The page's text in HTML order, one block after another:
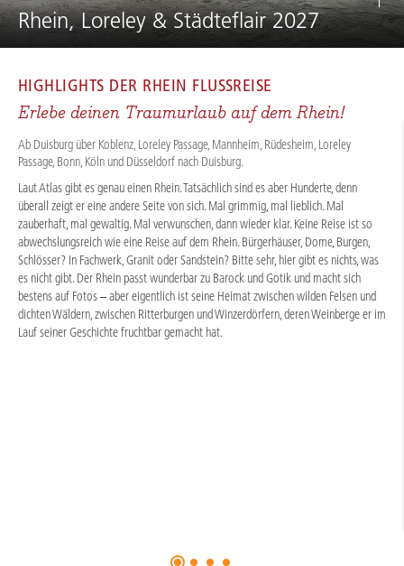
Rhein, Loreley & Städteflair 2027
HIGHLIGHTS DER RHEIN FLUSSREISE
Erlebe deinen Traumurlaub auf dem Rhein!
Ab Duisburg über Koblenz, Loreley Passage, Mannheim, Rüdesheim, Loreley
Passage, Bonn, Köln und Düsseldorf nach Duisburg.
Laut Atlas gibt es genau einen Rhein. Tatsächlich sind es aber Hunderte, denn
überall zeigt er eine andere Seite von sich. Mal grimmig, mal lieblich. Mal
zauberhaft, mal gewaltig. Mal verwunschen, dann wieder klar. Keine Reise ist so
abwechslungsreich wie eine Reise auf dem Rhein. Bürgerhäuser, Dome, Burgen,
Schlösser? In Fachwerk, Granit oder Sandstein? Bitte sehr, hier gibt es nichts, was
es nicht gibt. Der Rhein passt wunderbar zu Barock und Gotik und macht sich
bestens auf Fotos – aber eigentlich ist seine Heimat zwischen wilden Felsen und
dichten Wäldern, zwischen Ritterburgen und Winzerdörfern, deren Weinberge er im
Lauf seiner Geschichte fruchtbar gemacht hat.